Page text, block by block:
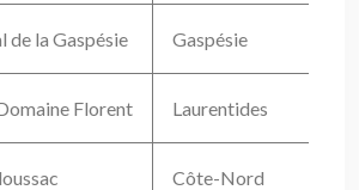
de la Gaspésie Gaspésie
Florent Laurentides
Côte-Nord